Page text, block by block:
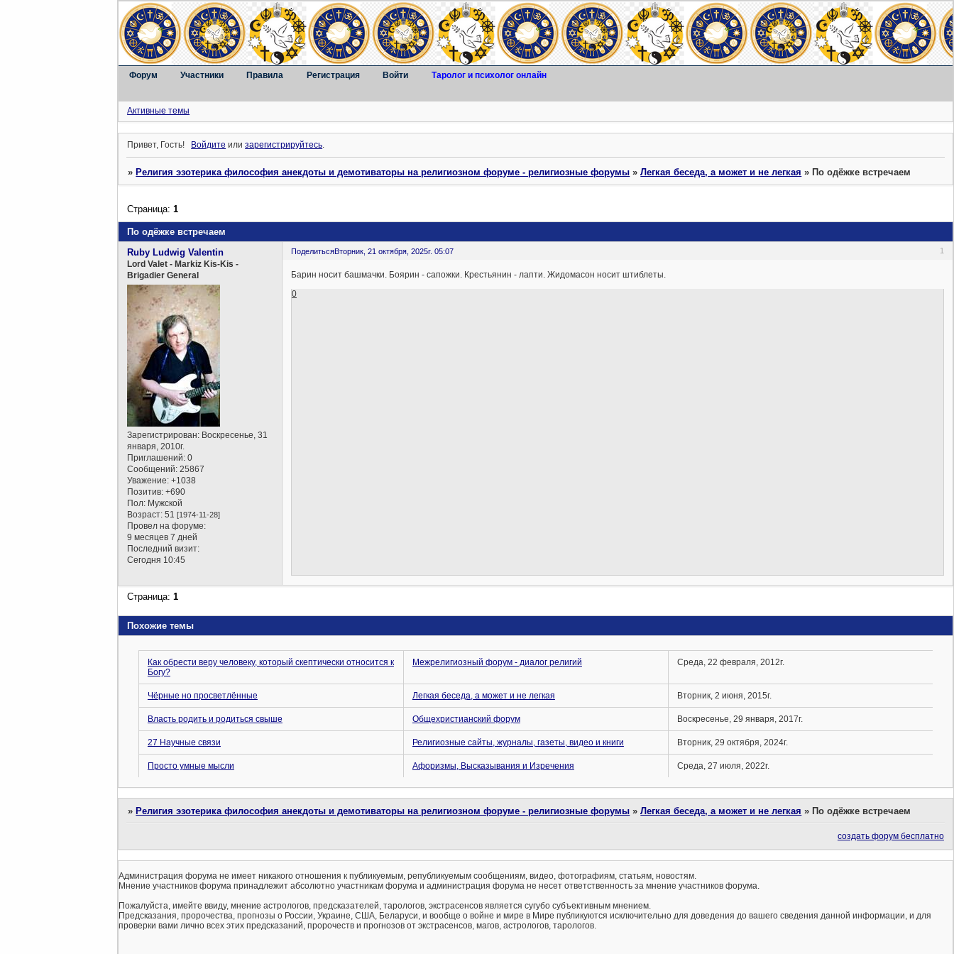
Форум Участники Правила Регистрация Войти Таролог и психолог онлайн
Активные темы
Привет, Гость! Войдите илизарегистрируйтесь.
»Религия эзотерика философия анекдоты и демотиваторы на религиозном форуме - религиозные форумы »Легкая беседа, а может и не легкая »По одёжке встречаем
По одёжке встречаем
Страница:1
Поделиться 1
Вторник, 21 октября, 2025г. 05:07
Ruby Ludwig Valentin
Lord Valet - Markiz Kis-Kis -
Brigadier General
Зарегистрирован: Воскресенье, 31
января, 2010г.
Приглашений: 0
Сообщений: 25867
Уважение: +1038
Позитив: +690
Пол: Мужской
Возраст: 51[1974-11-28]
Провел на форуме:
9 месяцев 7 дней
Последний визит:
Сегодня 10:45
Барин носит башмачки. Боярин - сапожки. Крестьянин - лапти. Жидомасон носит штиблеты.
0
Страница:1
Похожие темы
Как обрести веру человеку, который скептически относится к
Богу?
Межрелигиозный форум - диалог религий Среда, 22 февраля, 2012г.
Чёрные но просветлённые Легкая беседа, а может и не легкая Вторник, 2 июня, 2015г.
Власть родить и родиться свыше Общехристианский форум Воскресенье, 29 января, 2017г.
27 Научные связи Религиозные сайты, журналы, газеты, видео и книги Вторник, 29 октября, 2024г.
Просто умные мысли Афоризмы, Высказывания и Изречения Среда, 27 июля, 2022г.
» Религия эзотерика философия анекдоты и демотиваторы на религиозном форуме - религиозные форумы »Легкая беседа, а может и не легкая » По одёжке встречаем
создать форум бесплатно
Администрация форума не имеет никакого отношения к публикуемым, републикуемым сообщениям, видео, фотографиям, статьям, новостям.
Мнение участников форума принадлежит абсолютно участникам форума и администрация форума не несет ответственность за мнение участников форума.
Пожалуйста, имейте ввиду, мнение астрологов, предсказателей, тарологов, экстрасенсов является сугубо субъективным мнением.
Предсказания, пророчества, прогнозы о России, Украине, США, Беларуси, и вообще о войне и мире в Мире публикуются исключительно для доведения до вашего сведения данной информации, и для
проверки вами лично всех этих предсказаний, пророчеств и прогнозов от экстрасенсов, магов, астрологов, тарологов.